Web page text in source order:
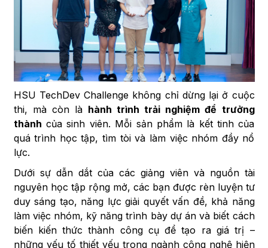
HSU TechDev Challenge không chỉ dừng lại ở cuộc
thi, mà còn là hành trình trải nghiệm để trưởng
thành của sinh viên. Mỗi sản phẩm là kết tinh của
quá trình học tập, tìm tòi và làm việc nhóm đầy nổ
lực.
Dưới sự dẫn dắt của các giảng viên và nguồn tài
nguyên học tập rộng mở, các bạn được rèn luyện tư
duy sáng tạo, năng lực giải quyết vấn đề, khả năng
làm việc nhóm, kỹ năng trình bày dự án và biết cách
biến kiến thức thành công cụ để tạo ra giá trị –
những yếu tố thiết yếu trong ngành công nghệ hiện